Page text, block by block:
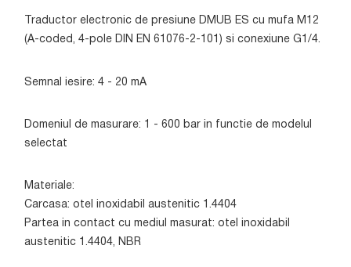
Traductor electronic de presiune DMUB ES cu mufa M12
(A-coded, 4-pole DIN EN 61076-2-101) si conexiune G1/4.
Semnal iesire: 4 - 20 mA
Domeniul de masurare: 1 - 600 bar in functie de modelul
selectat
Materiale:
Carcasa: otel inoxidabil austenitic 1.4404
Partea in contact cu mediul masurat: otel inoxidabil
austenitic 1.4404, NBR